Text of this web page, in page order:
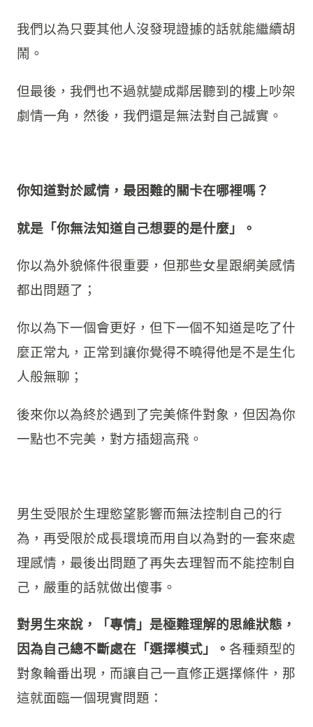
我們以為只要其他人沒發現證據的話就能繼續胡
鬧。
但最後，我們也不過就變成鄰居聽到的樓上吵架
劇情一角，然後，我們還是無法對自己誠實。
你知道對於感情，最困難的關卡在哪裡嗎？
就是「你無法知道自己想要的是什麼」。
你以為外貌條件很重要，但那些女星跟網美感情
都出問題了；
你以為下一個會更好，但下一個不知道是吃了什
麼正常丸，正常到讓你覺得不曉得他是不是生化
人般無聊；
後來你以為終於遇到了完美條件對象，但因為你
一點也不完美，對方插翅高飛。
男生受限於生理慾望影響而無法控制自己的行
為，再受限於成長環境而用自以為對的一套來處
理感情，最後出問題了再失去理智而不能控制自
己，嚴重的話就做出傻事。
對男生來說，「專情」是極難理解的思維狀態，
因為自己總不斷處在「選擇模式」。 各種類型的
對象輪番出現，而讓自己一直修正選擇條件，那
這就面臨一個現實問題：